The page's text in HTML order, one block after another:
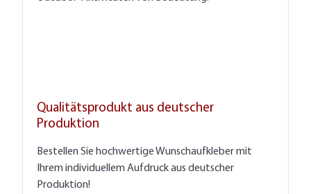
Qualitätsprodukt aus deutscher
Produktion
Bestellen Sie hochwertige Wunschaufkleber mit
Ihrem individuellem Aufdruck aus deutscher
Produktion!